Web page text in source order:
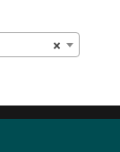
×